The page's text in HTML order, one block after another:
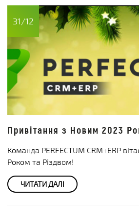
31/12
Привітання з Новим 2023
Команда PERFECTUM CRM+ERP
Роком та Різдвом!
ЧИТАТИ ДАЛІ